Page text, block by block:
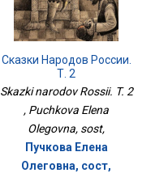
Сказки Народов России.
Т. 2
Skazki narodov Rossii. T. 2
, Puchkova Elena
Olegovna, sost,
Пучкова Елена
Олеговна, сост,